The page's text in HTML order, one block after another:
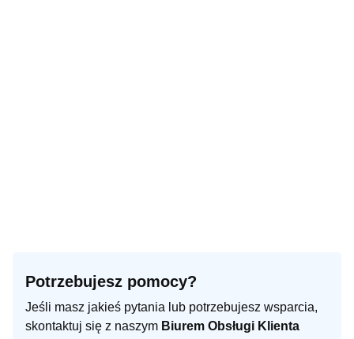
Potrzebujesz pomocy?
Jeśli masz jakieś pytania lub potrzebujesz wsparcia,
skontaktuj się z naszym Biurem Obsługi Klienta